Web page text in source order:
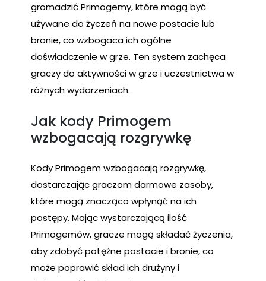
gromadzić Primogemy, które mogą być
używane do życzeń na nowe postacie lub
bronie, co wzbogaca ich ogólne
doświadczenie w grze. Ten system zachęca
graczy do aktywności w grze i uczestnictwa w
różnych wydarzeniach.
Jak kody Primogem
wzbogacają rozgrywkę
Kody Primogem wzbogacają rozgrywkę,
dostarczając graczom darmowe zasoby,
które mogą znacząco wpłynąć na ich
postępy. Mając wystarczającą ilość
Primogemów, gracze mogą składać życzenia,
aby zdobyć potężne postacie i bronie, co
może poprawić skład ich drużyny i